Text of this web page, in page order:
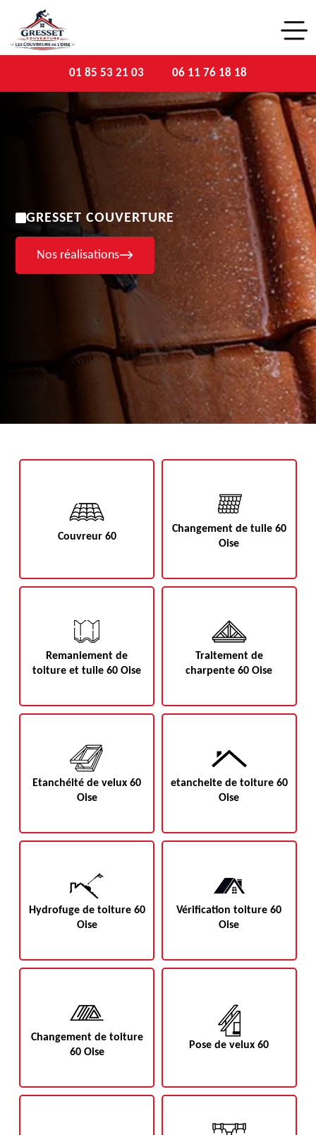
01 85 53 21 03 06 11 76 18 18
GRESSET COUVERTURE
Nos réalisations
Couvreur 60
Changement de tuile 60
Oise
Remaniement de
toiture et tuile 60 Oise
Traitement de
charpente 60 Oise
Etanchéité de velux 60
Oise
etancheite de toiture 60
Oise
Hydrofuge de toiture 60
Oise
Vérification toiture 60
Oise
Changement de toiture
60 Oise
Pose de velux 60